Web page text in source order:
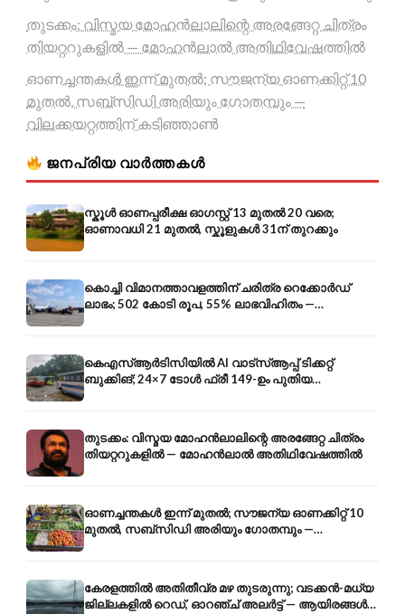
തുടക്കം: വിസ്മയ മോഹൻലാലിന്റെ അരങ്ങേറ്റ ചിത്രം
തിയറ്ററുകളിൽ — മോഹൻലാൽ അതിഥിവേഷത്തിൽ
ഓണച്ചന്തകൾ ഇന്ന് മുതൽ; സൗജന്യ ഓണക്കിറ്റ് 10
മുതൽ, സബ്സിഡി അരിയും ഗോതമ്പും —
വിലക്കയറ്റത്തിന് കടിഞ്ഞാൺ
ജനപ്രിയ വാർത്തകൾ
സ്കൂൾ ഓണപ്പരീക്ഷ ഓഗസ്റ്റ് 13 മുതൽ 20 വരെ;
ഓണാവധി 21 മുതൽ, സ്കൂളുകൾ 31ന് തുറക്കും
കൊച്ചി വിമാനത്താവളത്തിന് ചരിത്ര റെക്കോർഡ്
ലാഭം; 502 കോടി രൂപ, 55% ലാഭവിഹിതം —
കൺസൾട്ടൻസി രംഗത്തേക്കും
കെഎസ്ആർടിസിയിൽ AI വാട്സ്ആപ്പ് ടിക്കറ്റ്
ബുക്കിങ്; 24×7 ടോൾ ഫ്രീ 149-ഉം പുതിയ
കൊറിയറും
തുടക്കം: വിസ്മയ മോഹൻലാലിന്റെ അരങ്ങേറ്റ ചിത്രം
തിയറ്ററുകളിൽ — മോഹൻലാൽ അതിഥിവേഷത്തിൽ
ഓണച്ചന്തകൾ ഇന്ന് മുതൽ; സൗജന്യ ഓണക്കിറ്റ് 10
മുതൽ, സബ്സിഡി അരിയും ഗോതമ്പും —
വിലക്കയറ്റത്തിന് കടിഞ്ഞാൺ
കേരളത്തിൽ അതിതീവ്ര മഴ തുടരുന്നു; വടക്കൻ-മധ്യ
ജില്ലകളിൽ റെഡ്, ഓറഞ്ച് അലർട്ട് — ആയിരങ്ങൾ